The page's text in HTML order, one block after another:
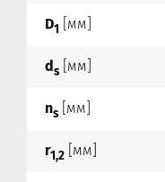
D1 [мм]
ds [мм]
ns [мм]
r1,2 [мм]